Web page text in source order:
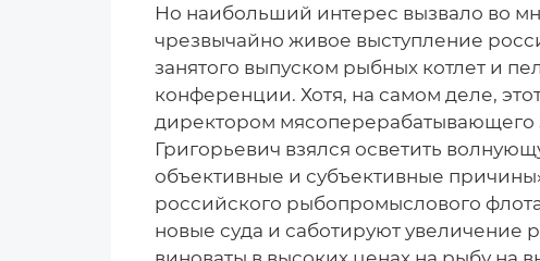
Но наибольший интерес вызвало во
чрезвычайно живое выступление
занятого выпуском рыбных котлет и
конференции. Хотя, на самом деле,
директором мясоперерабатывающего
Григорьевич взялся осветить
объективные и субъективные
российского рыбопромыслового
новые суда и саботируют увеличение